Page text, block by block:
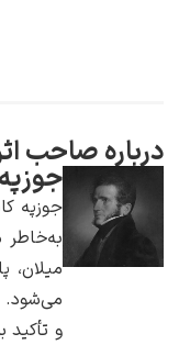
پیر آگوست رنوآر
پل سزان
صاحب اثر
جوزپه کانلا
جوزپه کانلا
به‌خاطر
میلان، پاریس
می‌شود. او با
و تأکید بر